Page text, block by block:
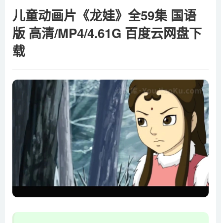
儿童动画片《龙娃》全59集 国语
版 高清/MP4/4.61G 百度云网盘下
载